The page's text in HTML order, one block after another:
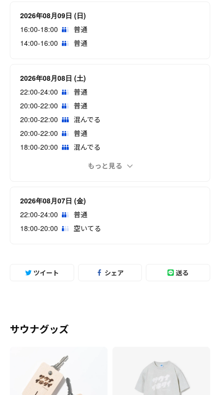
2026年08月09日 (日)
16:00-18:00
普通
14:00-16:00
普通
2026年08月08日 (土)
22:00-24:00
普通
20:00-22:00
普通
20:00-22:00
混んでる
20:00-22:00
普通
18:00-20:00
混んでる
もっと見る
2026年08月07日 (金)
22:00-24:00
普通
18:00-20:00
空いてる
ツイート シェア 送る
サウナグッズ